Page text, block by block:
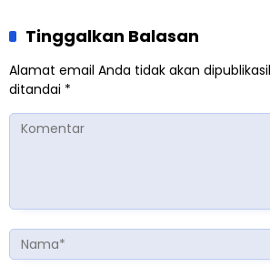
Tinggalkan Balasan
Alamat email Anda tidak akan
ditandai *